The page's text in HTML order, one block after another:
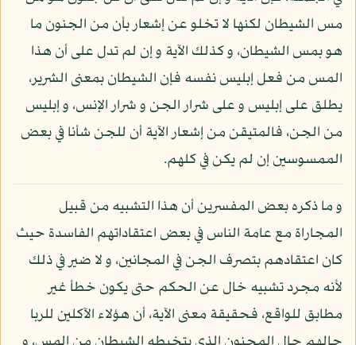
مس الشيطان لكنها لا تخلو عن إشعار بأن من الجنون ما
هو بمس الشيطان، و كذلك الآية و إن لم تدل على أن هذا
المس من فعل إبليس نفسه فإن الشيطان بمعنى الشرير،
يطلق على إبليس و على شرار الجن و شرار الإنس، و إبليس
من الجن، فالمتيقن من إشعار الآية أن للجن شأنا في بعض
الممسوسين إن لم يكن في كلهم.
و ما ذكره بعض المفسرين أن هذا التشبيه من قبيل
المجاراة مع عامة الناس في بعض اعتقاداتهم الفاسدة حيث
كان اعتقادهم بتصرف الجن في المجانين، و لا ضير في ذلك
لأنه مجرد تشبيه خال عن الحكم حتى يكون خطأ غير
مطابق للواقع، فحقيقة معنى الآية، أن هؤلاء الآكلين للربا